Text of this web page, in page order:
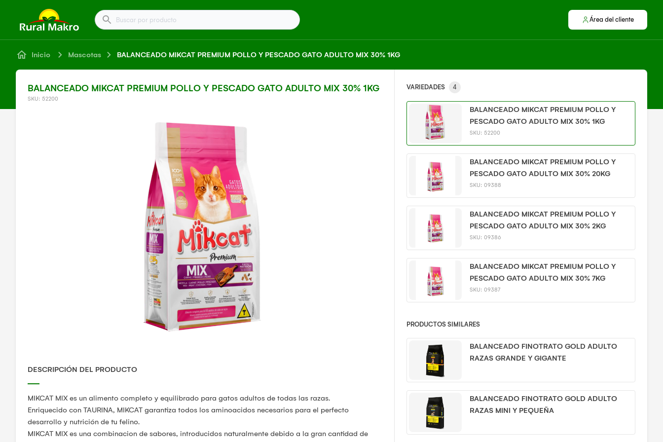
Buscar por producto Área del cliente
Inicio Mascotas BALANCEADO MIKCAT PREMIUM POLLO Y PESCADO GATO ADULTO MIX 30% 1KG
BALANCEADO MIKCAT PREMIUM POLLO Y PESCADO GATO ADULTO MIX 30% 1KG
SKU: 52200
DESCRIPCIÓN DEL PRODUCTO
MIKCAT MIX es un alimento completo y equilibrado para gatos adultos de todas las razas.
Enriquecido con TAURINA, MIKCAT garantiza todos los aminoacidos necesarios para el perfecto
desarrollo y nutrición de tu felino.
MIKCAT MIX es una combinacion de sabores, introducidos naturalmente debido a la gran cantidad de
VARIEDADES 4
BALANCEADO MIKCAT PREMIUM POLLO Y
PESCADO GATO ADULTO MIX 30% 1KG
SKU:52200
BALANCEADO MIKCAT PREMIUM POLLO Y
PESCADO GATO ADULTO MIX 30% 20KG
SKU:09388
BALANCEADO MIKCAT PREMIUM POLLO Y
PESCADO GATO ADULTO MIX 30% 2KG
SKU:09386
BALANCEADO MIKCAT PREMIUM POLLO Y
PESCADO GATO ADULTO MIX 30% 7KG
SKU:09387
PRODUCTOS SIMILARES
BALANCEADO FINOTRATO GOLD ADULTO
RAZAS GRANDE Y GIGANTE
BALANCEADO FINOTRATO GOLD ADULTO
RAZAS MINI Y PEQUEÑA